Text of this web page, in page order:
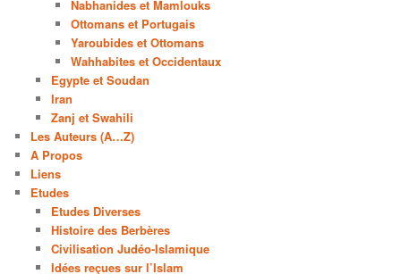
Nabhanides et Mamlouks
Ottomans et Portugais
Yaroubides et Ottomans
Wahhabites et Occidentaux
Egypte et Soudan
Iran
Zanj et Swahili
Les Auteurs (A…Z)
A Propos
Liens
Etudes
Etudes Diverses
Histoire des Berbères
Civilisation Judéo-Islamique
Idées reçues sur l’Islam